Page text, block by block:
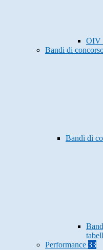
OIV
Bandi di
Bandi di
Performance 33